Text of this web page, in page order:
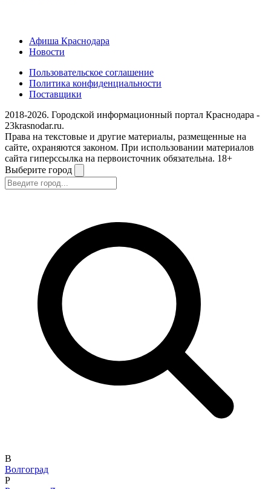
Афиша Краснодара
Новости
Пользовательское соглашение
Политика конфиденциальности
Поставщики
2018-2026. Городской информационный портал Краснодара -
23krasnodar.ru.
Права на текстовые и другие материалы, размещенные на
сайте, охраняются законом. При использовании материалов
сайта гиперссылка на первоисточник обязательна. 18+
Выберите город
В
Волгоград
Р